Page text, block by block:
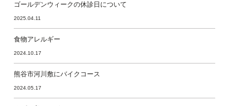
ゴールデンウィークの休診日について
2025.04.11
食物アレルギー
2024.10.17
熊谷市河川敷にバイクコース
2024.05.17